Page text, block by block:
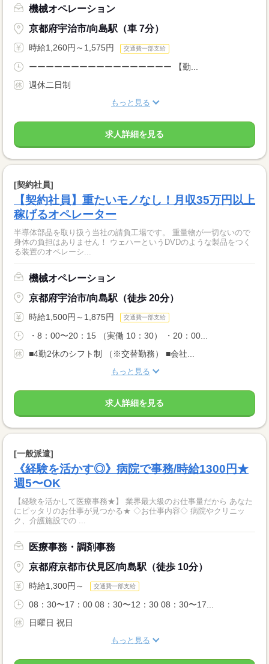
機械オペレーション
京都府宇治市/向島駅（車 7分）
時給1,260円～1,575円 交通費一部支給
ーーーーーーーーーーーーーーーーー 【勤...
週休二日制
もっと見る
求人詳細を見る
[契約社員]
【契約社員】重たいモノなし！月収35万円以上
稼げるオペレーター
半導体部品を取り扱う当社の請負工場です。 重量物が一切ないので
身体の負担はありません！ ウェハーというDVDのような製品をつく
る装置のオペレーシ...
機械オペレーション
京都府宇治市/向島駅（徒歩 20分）
時給1,500円～1,875円 交通費一部支給
・8：00〜20：15 （実働 10：30） ・20：00...
■4勤2休のシフト制 （※交替勤務） ■会社...
もっと見る
求人詳細を見る
[一般派遣]
《経験を活かす◎》病院で事務/時給1300円★
週5〜OK
【経験を活かして医療事務★】 業界最大級のお仕事量だから あなた
にピッタリのお仕事が見つかる★ ◇お仕事内容◇ 病院やクリニッ
ク、介護施設での ...
医療事務・調剤事務
京都府京都市伏見区/向島駅（徒歩 10分）
時給1,300円～ 交通費一部支給
08：30〜17：00 08：30〜12：30 08：30〜17...
日曜日 祝日
もっと見る